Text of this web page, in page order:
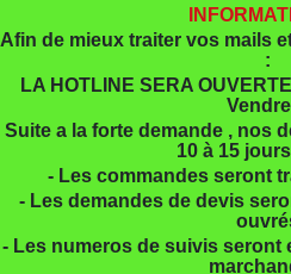
Afin de mieux traiter vos mails
:
LA HOTLINE SERA
Suite a la forte demande , nos
10 à 15
- Les commandes seront
- Les demandes de devis
- Les numeros de suivis seront